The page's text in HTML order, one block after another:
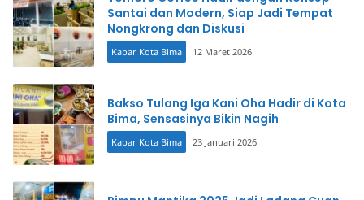
Santai dan Modern, Siap Jadi Tempat
Nongkrong dan Diskusi
Kabar Kota Bima 12 Maret 2026
Bakso Tulang Iga Kani Oha Hadir di Kota
Bima, Sensasinya Bikin Nagih
Kabar Kota Bima 23 Januari 2026